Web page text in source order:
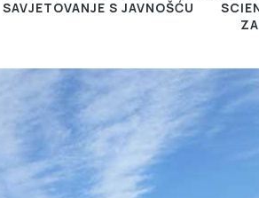
SAVJETOVANJE S JAVNOŠĆU